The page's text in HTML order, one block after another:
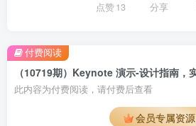
点赞13 分享
此内容为付费阅读，请付费后查看
会员专属资源
付费阅读